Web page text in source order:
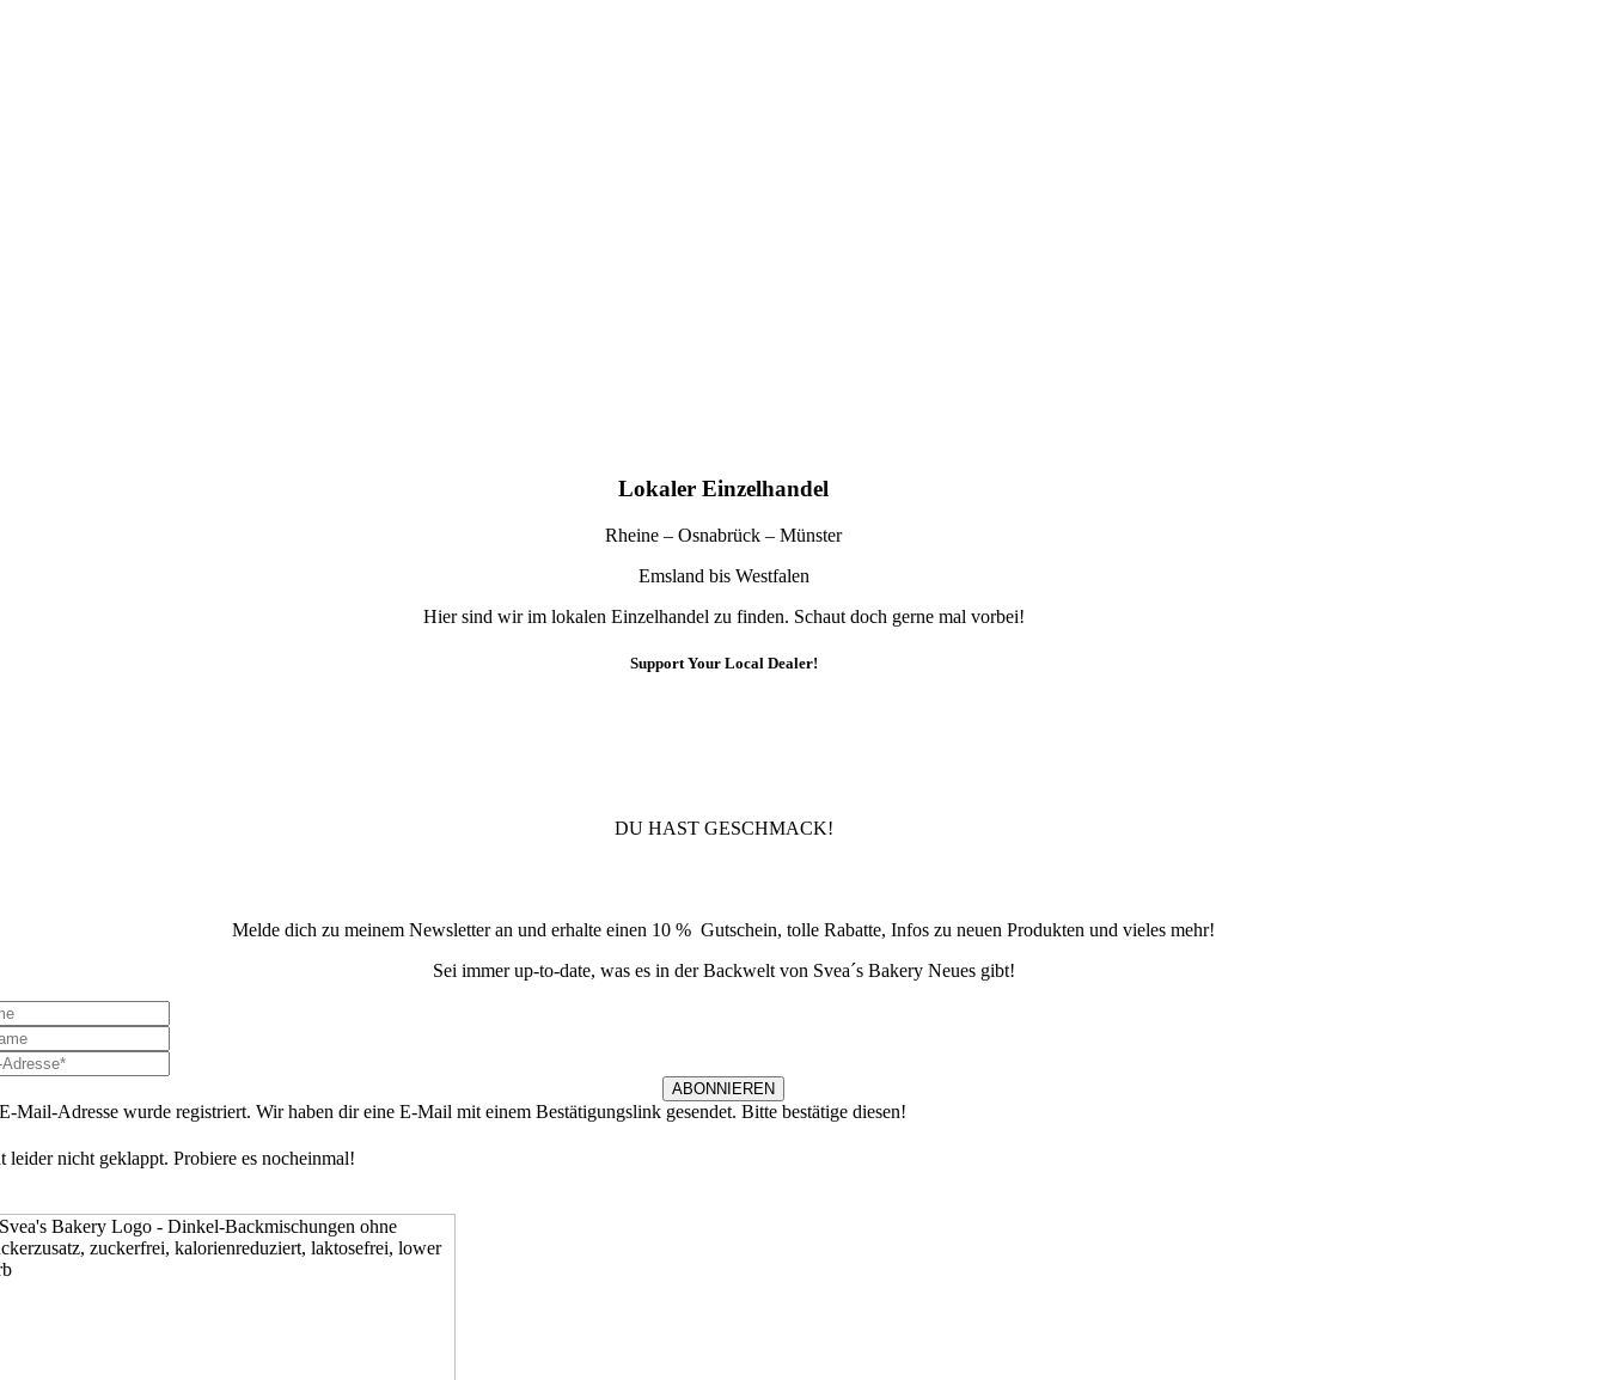
Lokaler Einzelhandel
Rheine – Osnabrück – Münster
Emsland bis Westfalen
Hier sind wir im lokalen Einzelhandel zu finden. Schaut doch gerne mal vorbei!
Support Your Local Dealer!
DU HAST GESCHMACK!
Melde dich zu meinem Newsletter an und erhalte einen 10 % Gutschein, tolle Rabatte, Infos zu neuen Produkten und vieles mehr!
Sei immer up-to-date, was es in der Backwelt von Svea´s Bakery Neues gibt!
ABONNIEREN
Mail-Adresse wurde registriert. Wir haben dir eine E-Mail mit einem Bestätigungslink gesendet. Bitte bestätige diesen!
leider nicht geklappt. Probiere es nocheinmal!